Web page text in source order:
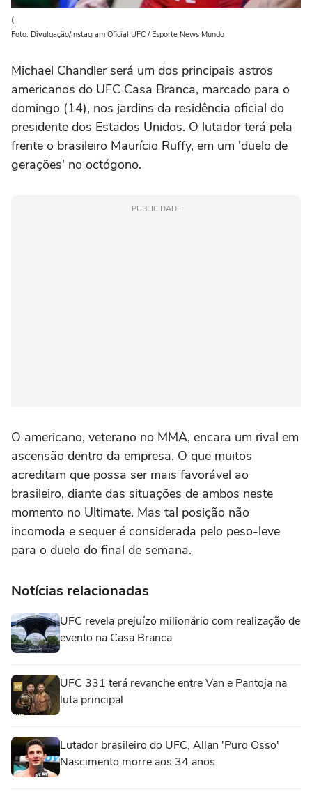
(
Foto: Divulgação/Instagram Oficial UFC / Esporte News Mundo
Michael Chandler será um dos principais astros
americanos do UFC Casa Branca, marcado para o
domingo (14), nos jardins da residência oficial do
presidente dos Estados Unidos. O lutador terá pela
frente o brasileiro Maurício Ruffy, em um 'duelo de
gerações' no octógono.
PUBLICIDADE
O americano, veterano no MMA, encara um rival em
ascensão dentro da empresa. O que muitos
acreditam que possa ser mais favorável ao
brasileiro, diante das situações de ambos neste
momento no Ultimate. Mas tal posição não
incomoda e sequer é considerada pelo peso-leve
para o duelo do final de semana.
Notícias relacionadas
UFC revela prejuízo milionário com realização de
evento na Casa Branca
UFC 331 terá revanche entre Van e Pantoja na
luta principal
Lutador brasileiro do UFC, Allan 'Puro Osso'
Nascimento morre aos 34 anos